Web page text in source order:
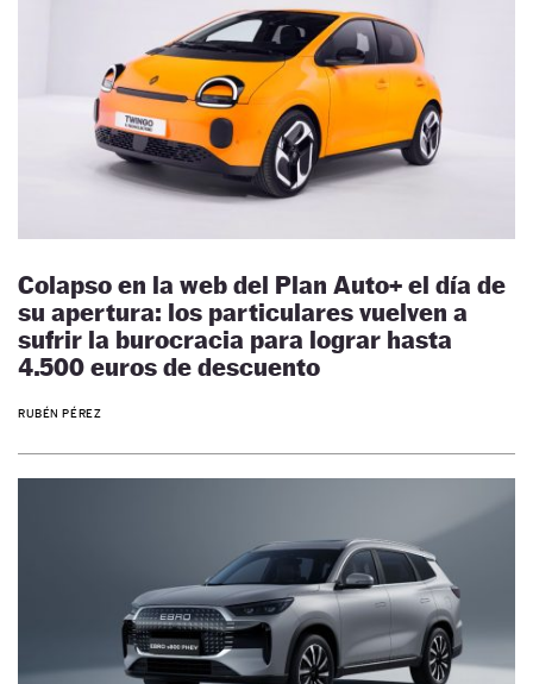
Colapso en la web del Plan Auto+ el día de
su apertura: los particulares vuelven a
sufrir la burocracia para lograr hasta
4.500 euros de descuento
RUBÉN PÉREZ